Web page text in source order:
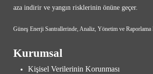
aza indirir ve yangın risklerinin önüne geçer.
Güneş Enerji Santrallerinde, Analiz, Yönetim ve Raporlama
Kurumsal
Kişisel Verilerinin Korunması